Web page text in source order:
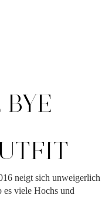
neigt sich unweigerlich
es viele Hochs und